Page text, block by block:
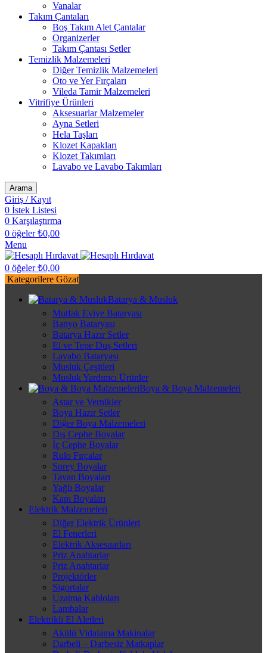
Vanalar
Takım Çantaları
Boş Takım Alet Çantalar
Organizerler
Takım Çantası Setler
Temizlik Malzemeleri
Diğer Temizlik Malzemeleri
Oto ve Yer Fırçaları
Vileda Tamir Malzemeleri
Vitrifiye Ürünleri
Aksesuarlar Malzemeler
Ayna Setleri
Hela Taşları
Klozet Kapakları
Klozet Takımları
Lavabo ve Lavabo Takımları
Arama
Giriş / Kayıt
0 İstek Listesi
0 Karşılaştırma
0 öğeler ₺0,00
Menu
0 öğeler ₺0,00
Kategorilere Gözat
Batarya & Musluk
Mutfak Eviye Bataryası
Banyo Bataryası
Batarya Hazır Setler
El ve Tepe Duş Setleri
Lavabo Bataryası
Musluk Çeşitleri
Musluk Yardımcı Ürünler
Boya & Boya Malzemeleri
Astar ve Vernikler
Boya Hazır Setler
Diğer Boya Malzemeleri
Dış Cephe Boyalar
İç Cephe Boyalar
Rulo Fırçalar
Sprey Boyalar
Tavan Boyaları
Yağlı Boyalar
Kapı Boyaları
Elektrik Malzemeleri
Diğer Elektrik Ürünleri
El Fenerleri
Elektrik Aksesuarları
Priz Anahtarlar
Priz Anahtarlar
Projektörler
Sigortalar
Uzatma Kabloları
Lambalar
Elektrikli El Aletleri
Akülü Vidalama Makinalar
Darbeli – Darbesiz Matkaplar